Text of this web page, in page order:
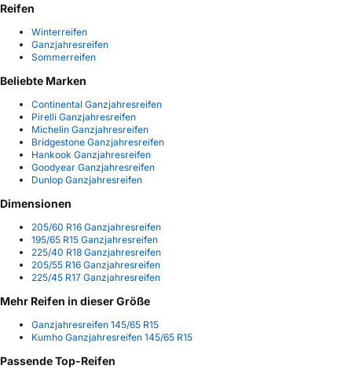
Reifen
Winterreifen
Ganzjahresreifen
Sommerreifen
Beliebte Marken
Continental Ganzjahresreifen
Pirelli Ganzjahresreifen
Michelin Ganzjahresreifen
Bridgestone Ganzjahresreifen
Hankook Ganzjahresreifen
Goodyear Ganzjahresreifen
Dunlop Ganzjahresreifen
Dimensionen
205/60 R16 Ganzjahresreifen
195/65 R15 Ganzjahresreifen
225/40 R18 Ganzjahresreifen
205/55 R16 Ganzjahresreifen
225/45 R17 Ganzjahresreifen
Mehr Reifen in dieser Größe
Ganzjahresreifen 145/65 R15
Kumho Ganzjahresreifen 145/65 R15
Passende Top-Reifen